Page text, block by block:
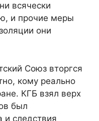
всячески
и прочие меры
они
Союз вторгся
кому реально
КГБ взял верх
был
и следствия